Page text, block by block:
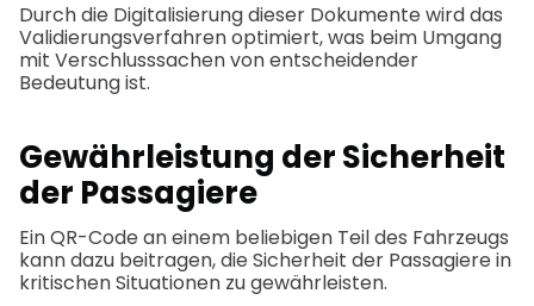
Durch die Digitalisierung dieser Dokumente wird das
Validierungsverfahren optimiert, was beim Umgang
mit Verschlusssachen von entscheidender
Bedeutung ist.
Gewährleistung der Sicherheit
der Passagiere
Ein QR-Code an einem beliebigen Teil des Fahrzeugs
kann dazu beitragen, die Sicherheit der Passagiere in
kritischen Situationen zu gewährleisten.